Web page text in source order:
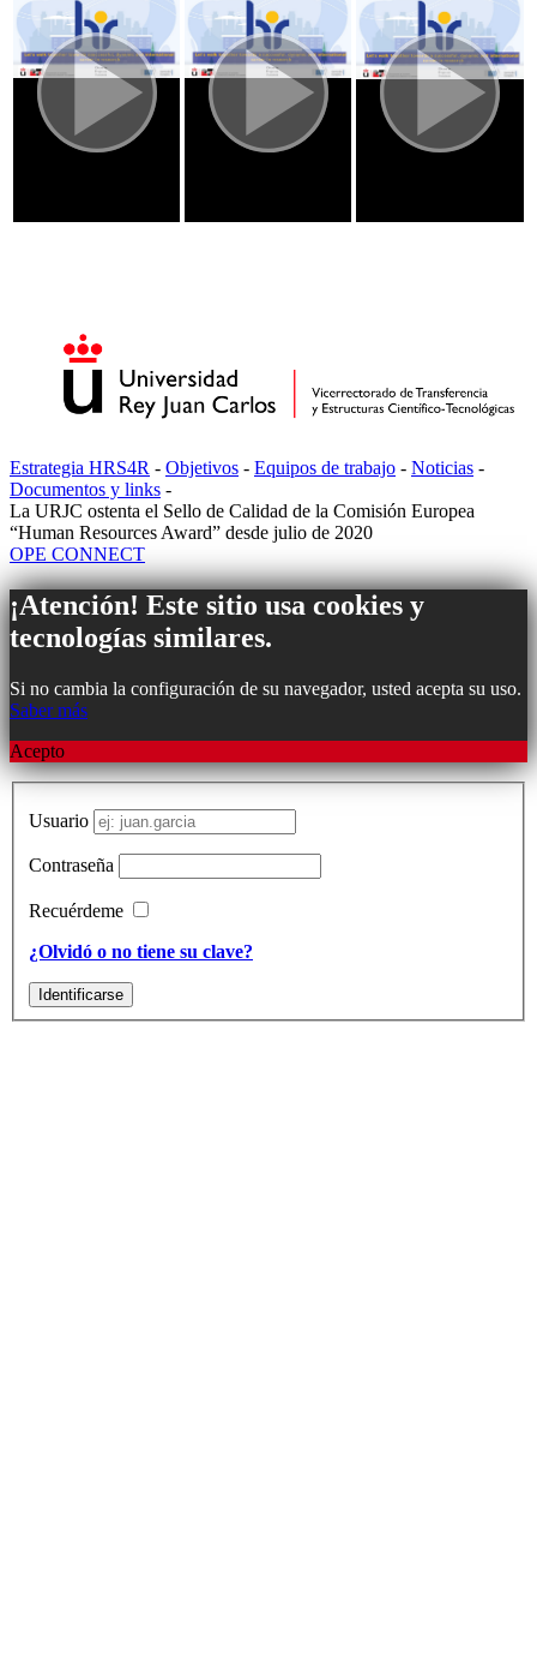
Estrategia HRS4R - Objetivos - Equipos de trabajo - Noticias -
Documentos y links -
La URJC ostenta el Sello de Calidad de la Comisión Europea
“Human Resources Award” desde julio de 2020
OPE CONNECT
¡Atención! Este sitio usa cookies y
tecnologías similares.
Si no cambia la configuración de su navegador, usted acepta su uso.
Saber más
Acepto
Subir
Usuario
Contraseña
Recuérdeme
¿Olvidó o no tiene su clave?